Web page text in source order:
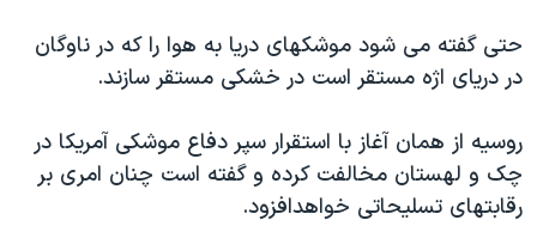
اسرائیل در جنگ
نرگس محمدی برنده جایزه نوبل صلح
صفحه‌های ویژه
سفر پرزیدنت ترامپ به چین
حتی گفته می شود موشکهای دریا به هوا را که در ناوگان
در دریای اژه مستقر است در خشکی مستقر سازند.
روسیه از همان آغاز با استقرار سپر دفاع موشکی آمریکا در
چک و لهستان مخالفت کرده و گفته است چنان امری بر
رقابتهای تسلیحاتی خواهدافزود.